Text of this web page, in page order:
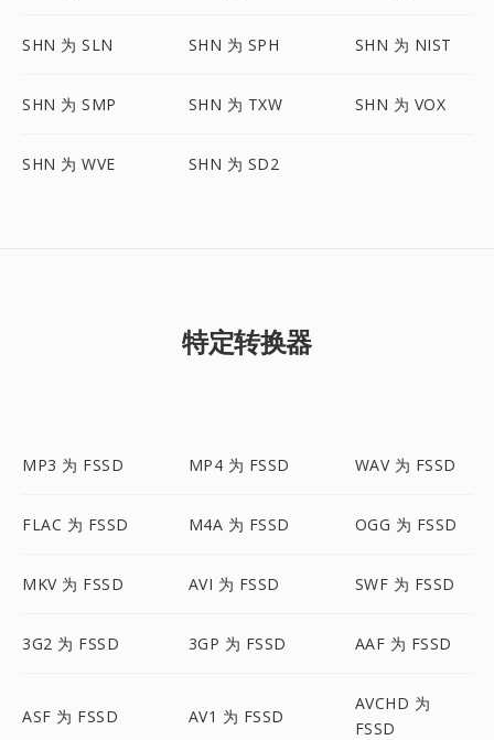
SHN 为 SLN SHN 为 SPH SHN 为 NIST
SHN 为 SMP SHN 为 TXW SHN 为 VOX
SHN 为 WVE SHN 为 SD2
特定转换器
MP3 为 FSSD MP4 为 FSSD WAV 为 FSSD
FLAC 为 FSSD M4A 为 FSSD OGG 为 FSSD
MKV 为 FSSD AVI 为 FSSD SWF 为 FSSD
3G2 为 FSSD 3GP 为 FSSD AAF 为 FSSD
ASF 为 FSSD AV1 为 FSSD
AVCHD 为
FSSD